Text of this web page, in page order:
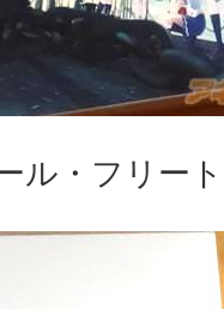
ル・フリー